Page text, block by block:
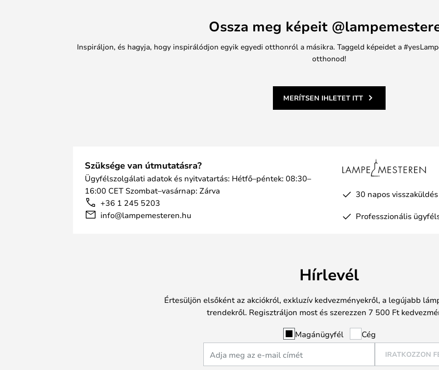
Ossza meg képeit
Inspiráljon, és hagyja, hogy inspirálódjon egyik egyedi otthonról a másikra. Taggeld képeidet a
otthonod!
MERÍTSEN IHLETET ITT
Szüksége van útmutatásra?
Ügyfélszolgálati adatok és nyitvatartás: Hétfő–péntek: 08:30–
16:00 CET Szombat–vasárnap: Zárva
+36 1 245 5203
info@lampemesteren.hu
30 napos visszaküldés
Professzionális
Hírlevél
Értesüljön elsőként az akciókról, exkluzív kedvezményekről, a legújabb
trendekről. Regisztráljon most és szerezzen 7 500 Ft
Magánügyfél Cég
IRATKOZZON